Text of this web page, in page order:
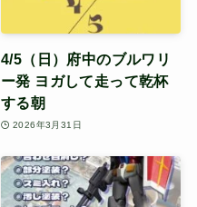
4/5（日）府中のブルワリ
ー発 ヨガして走って乾杯
する朝
2026年3月31日